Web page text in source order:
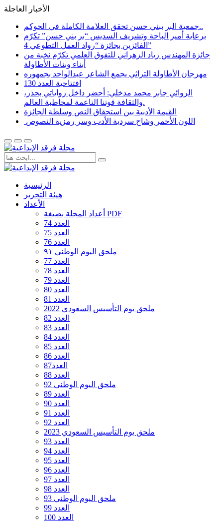
الأخبار العاجلة
جمعية البر ببني حسن تحقق العلامة الكاملة في الحوكم..
برعاية أمير الباحة وتشريف السديس “بر بني حسن” تكرّم
الفائزين بجائزة “رواد العمل التطوعي 4”
جائزة المهندس زياد الزهراني للتفوق العلمي تكرّم نخبة من
أبناء وبنات الأطاولة
مهرجان الأطاولة التراثي يجمع الشاعر عبدالواحد بجمهوره
افتتاحية العدد 130
الروائي جابر محمد مدخلي: أحضر داخل رواياتي بحذر،
والثقافة قوتنا الناعمة لمخاطبة العالم.
القيمة الأدبية بين استحقاق النص وسلطة الجائزة
​ اللون الأحمر وشاح سردية الأدب وسر رمزية النصوص
الرئيسية
هيئة التحرير
الأعداد
أعداد المجلة بصيغة PDF
العدد 74
العدد 75
العدد 76
ملحق اليوم الوطني ٩١
العدد 77
العدد 78
العدد 79
العدد 80
العدد 81
ملحق يوم التأسيس السعودي 2022
العدد 82
العدد 83
العدد 84
العدد 85
العدد 86
العدد87
العدد 88
ملحق اليوم الوطني 92
العدد 89
العدد 90
العدد 91
العدد 92
ملحق يوم التأسيس السعودي 2023
العدد 93
العدد 94
العدد 95
العدد 96
العدد 97
العدد 98
ملحق اليوم الوطني 93
العدد 99
العدد 100